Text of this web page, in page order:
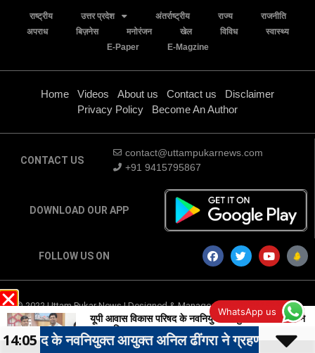
राष्ट्रीय उत्तर प्रदेश अंतर्राष्ट्रीय राज्य
राजनीति
अपराध
बिज़नेस मनोरंजन खेल विविध
स्वास्थ्य
E-Paper
E-Magzine
Home Videos About us Contact us
Disclaimer
Privacy Policy
Become An Author
CONTACT US
contact@uttampukarnews.com
+91 9415795867
DOWNLOAD OUR APP
FOLLOW US ON
© 2022 Uttam Pukar News | Designed & Managed by
Digital Marketing
Company-Traffic Tail WhatsApp us
आयुक्त अनिल ढींगरा ने ग्रहण किया पदभार,,
14:05
यूपी आवास विकास परिषद के नवनियुक्त आयुक्त अनिल ढींगरा ने
ग्रहण किया पदभार,,